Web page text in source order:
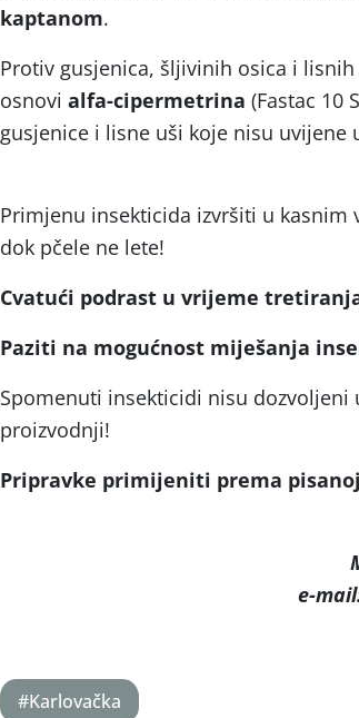
kaptanom.
Protiv gusjenica, šljivinih osica i
osnovi alfa-cipermetrina (Fastac 10
gusjenice i lisne uši
Primjenu insekticida izvršiti u
dok pčele ne
Cvatući podrast u vrijeme
Paziti na mogućnost miješanja
Spomenuti insekticidi nisu dozvoljeni
proizvodnji!
Pripravke primijeniti prema
e-
#Karlovačka